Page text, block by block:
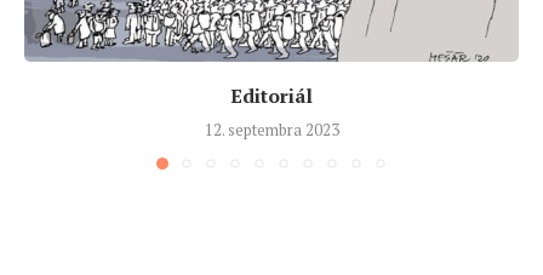
Editoriál
12. septembra 2023